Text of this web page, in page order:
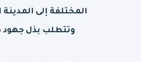
المختلفة إلى
وتتطلب بذل جهود